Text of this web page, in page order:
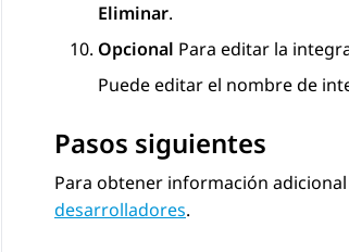
Eliminar.
Opcional Para editar la
Puede editar el nombre de
Pasos siguientes
Para obtener información
desarrolladores.